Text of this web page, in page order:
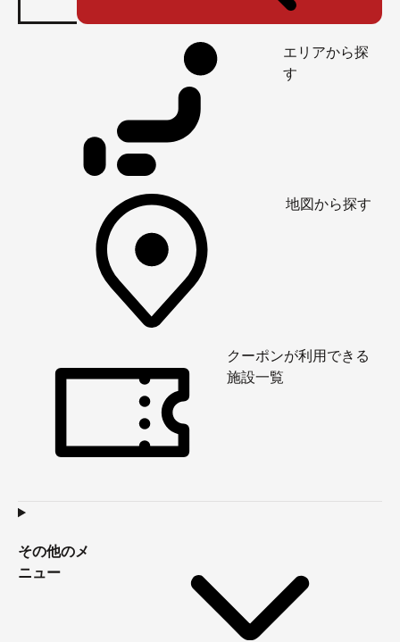
エリアから探
す
地図から探す
クーポンが利用できる
施設一覧
その他のメ
ニュー